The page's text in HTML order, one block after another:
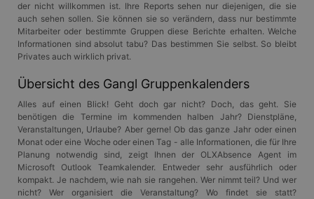
der nicht willkommen ist. Ihre Reports sehen nur diejenigen, die sie
auch sehen sollen. Sie können sie so verändern, dass nur bestimmte
Mitarbeiter oder bestimmte Gruppen diese Berichte erhalten. Welche
Informationen sind absolut tabu? Das bestimmen Sie selbst. So bleibt
Privates auch wirklich privat.
Übersicht des Gangl Gruppenkalenders
Alles auf einen Blick! Geht doch gar nicht? Doch, das geht. Sie
benötigen die Termine im kommenden halben Jahr? Dienstpläne,
Veranstaltungen, Urlaube? Aber gerne! Ob das ganze Jahr oder einen
Monat oder eine Woche oder einen Tag - alle Informationen, die für Ihre
Planung notwendig sind, zeigt Ihnen der OLXAbsence Agent im
Microsoft Outlook Teamkalender. Entweder sehr ausführlich oder
kompakt. Je nachdem, wie nah sie rangehen. Wer nimmt teil? Und wer
nicht? Wer organisiert die Veranstaltung? Wo findet sie statt?